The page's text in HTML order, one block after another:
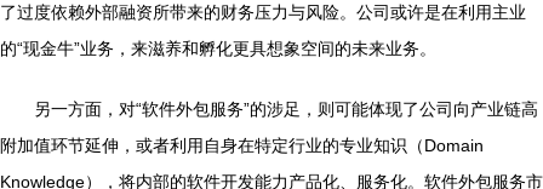
了过度依赖外部融资所带来的财务压力与风险。公司或许是在利用主业
的“现金牛”业务，来滋养和孵化更具想象空间的未来业务。
另一方面，对“软件外包服务”的涉足，则可能体现了公司向产业链高
附加值环节延伸，或者利用自身在特定行业的专业知识（Domain
Knowledge），将内部的软件开发能力产品化、服务化。软件外包服务市